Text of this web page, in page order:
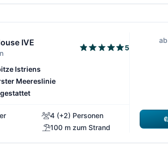
IVE
5
Istriens
Meereslinie
4 (+2) Personen
100 m zum Strand
ab